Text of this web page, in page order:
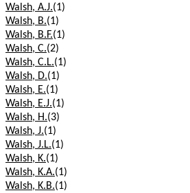
Walsh, A.J.(1)
Walsh, B.(1)
Walsh, B.F.(1)
Walsh, C.(2)
Walsh, C.L.(1)
Walsh, D.(1)
Walsh, E.(1)
Walsh, E.J.(1)
Walsh, H.(3)
Walsh, J.(1)
Walsh, J.L.(1)
Walsh, K.(1)
Walsh, K.A.(1)
Walsh, K.B.(1)